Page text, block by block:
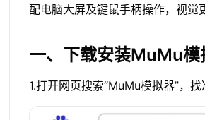
配电脑大屏及键鼠手柄操作，视觉
一、下载安装MuMu
1.打开网页搜索“MuMu模拟器”，